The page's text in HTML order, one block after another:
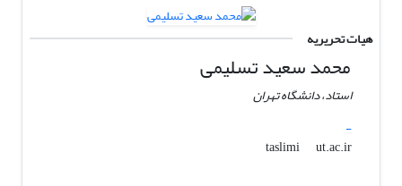
هیات تحریریه
محمد سعید تسلیمی
استاد، دانشگاه تهران
-
taslimi
ut.ac.ir